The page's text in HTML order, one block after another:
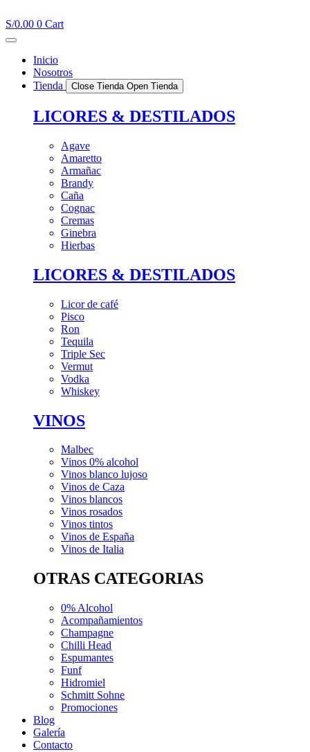
al
contenido
S/0.00 0 Cart
Inicio
Nosotros
Tienda
Close Tienda Open Tienda
LICORES & DESTILADOS
Agave
Amaretto
Armañac
Brandy
Caña
Cognac
Cremas
Ginebra
Hierbas
LICORES & DESTILADOS
Licor de café
Pisco
Ron
Tequila
Triple Sec
Vermut
Vodka
Whiskey
VINOS
Malbec
Vinos 0% alcohol
Vinos blanco lujoso
Vinos de Caza
Vinos blancos
Vinos rosados
Vinos tintos
Vinos de España
Vinos de Italia
OTRAS CATEGORIAS
0% Alcohol
Acompañamientos
Champagne
Chilli Head
Espumantes
Funf
Hidromiel
Schmitt Sohne
Promociones
Blog
Galería
Contacto